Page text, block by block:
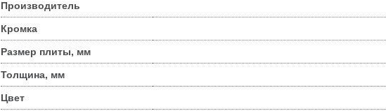
Производитель
Кромка
Размер плиты, мм
Толщина, мм
Цвет